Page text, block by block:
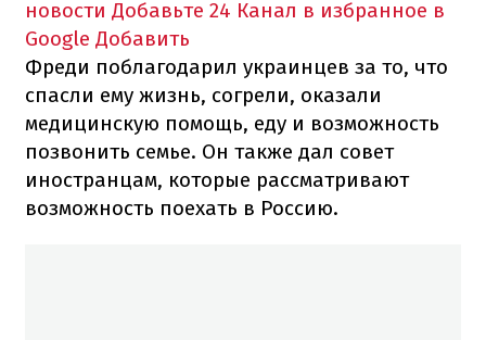
новости Добавьте 24 Канал в избранное в
Google Добавить
Фреди поблагодарил украинцев за то, что
спасли ему жизнь, согрели, оказали
медицинскую помощь, еду и возможность
позвонить семье. Он также дал совет
иностранцам, которые рассматривают
возможность поехать в Россию.